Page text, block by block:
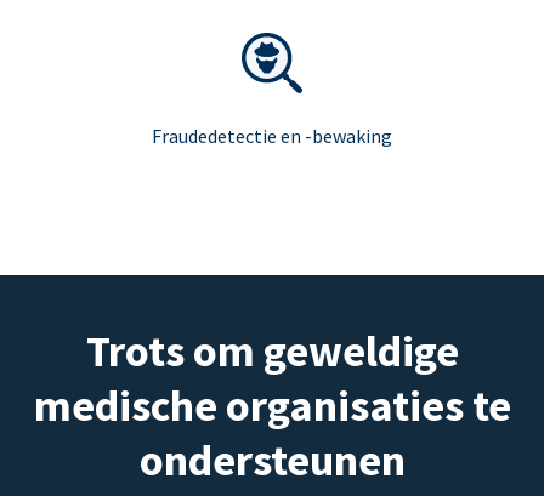
Fraudedetectie en -bewaking
Trots om geweldige
medische organisaties te
ondersteunen